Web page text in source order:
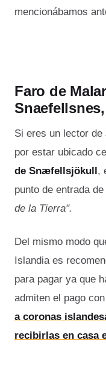
mencionábamos
Faro de
Si eres un lector
por estar ubicado
de Snæfellsjökull,
punto de entrada
de la Tierra".
Del mismo modo
Islandia es
para pagar ya que
admiten el pago
a coronas
recibirlas en casa